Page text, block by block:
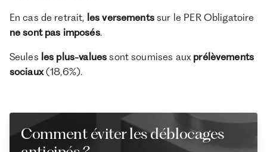
En cas de retrait, les versementssur le PER Obligatoire
ne sont pas imposés.
Seules les plus-values sont soumises aux prélèvements
sociaux(18,6%).
Comment éviter les déblocages